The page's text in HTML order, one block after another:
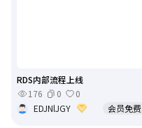
RDS内部流程上线
176
0
0
EDJNlJGY
会员免费